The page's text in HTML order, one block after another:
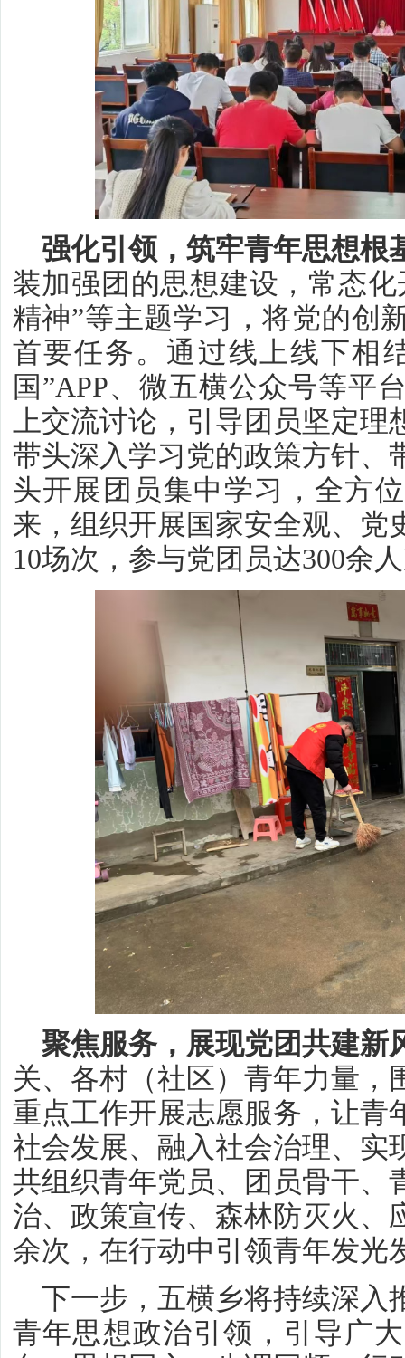
强化引领，筑牢青年思想根
装加强团的思想建设，常态
精神”等主题学习，将党的创
首要任务。通过线上线下相
国”APP、微五横公众号等平
上交流讨论，引导团员坚定
带头深入学习党的政策方针、
头开展团员集中学习，全方
来，组织开展国家安全观、党
10场次，参与党团员达300余
聚焦服务，展现党团共建新
关、各村（社区）青年力量，
重点工作开展志愿服务，让青
社会发展、融入社会治理、实
共组织青年党员、团员骨干、
治、政策宣传、森林防灭火、
余次，在行动中引领青年发光
下一步，五横乡将持续深入
青年思想政治引领，引导广